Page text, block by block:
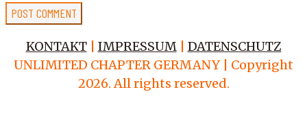
KONTAKT IMPRESSUM
DATENSCHUTZ
UNLIMITED CHAPTER GERMANY | Copyright
2026. All rights reserved.